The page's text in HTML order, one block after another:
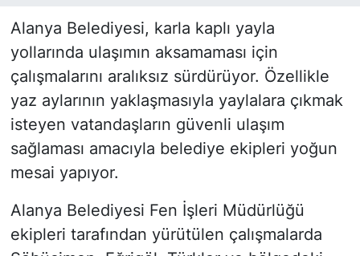
Alanya Belediyesi, karla kaplı yayla
yollarında ulaşımın aksamaması için
çalışmalarını aralıksız sürdürüyor. Özellikle
yaz aylarının yaklaşmasıyla yaylalara çıkmak
isteyen vatandaşların güvenli ulaşım
sağlaması amacıyla belediye ekipleri yoğun
mesai yapıyor.
Alanya Belediyesi Fen İşleri Müdürlüğü
ekipleri tarafından yürütülen çalışmalarda